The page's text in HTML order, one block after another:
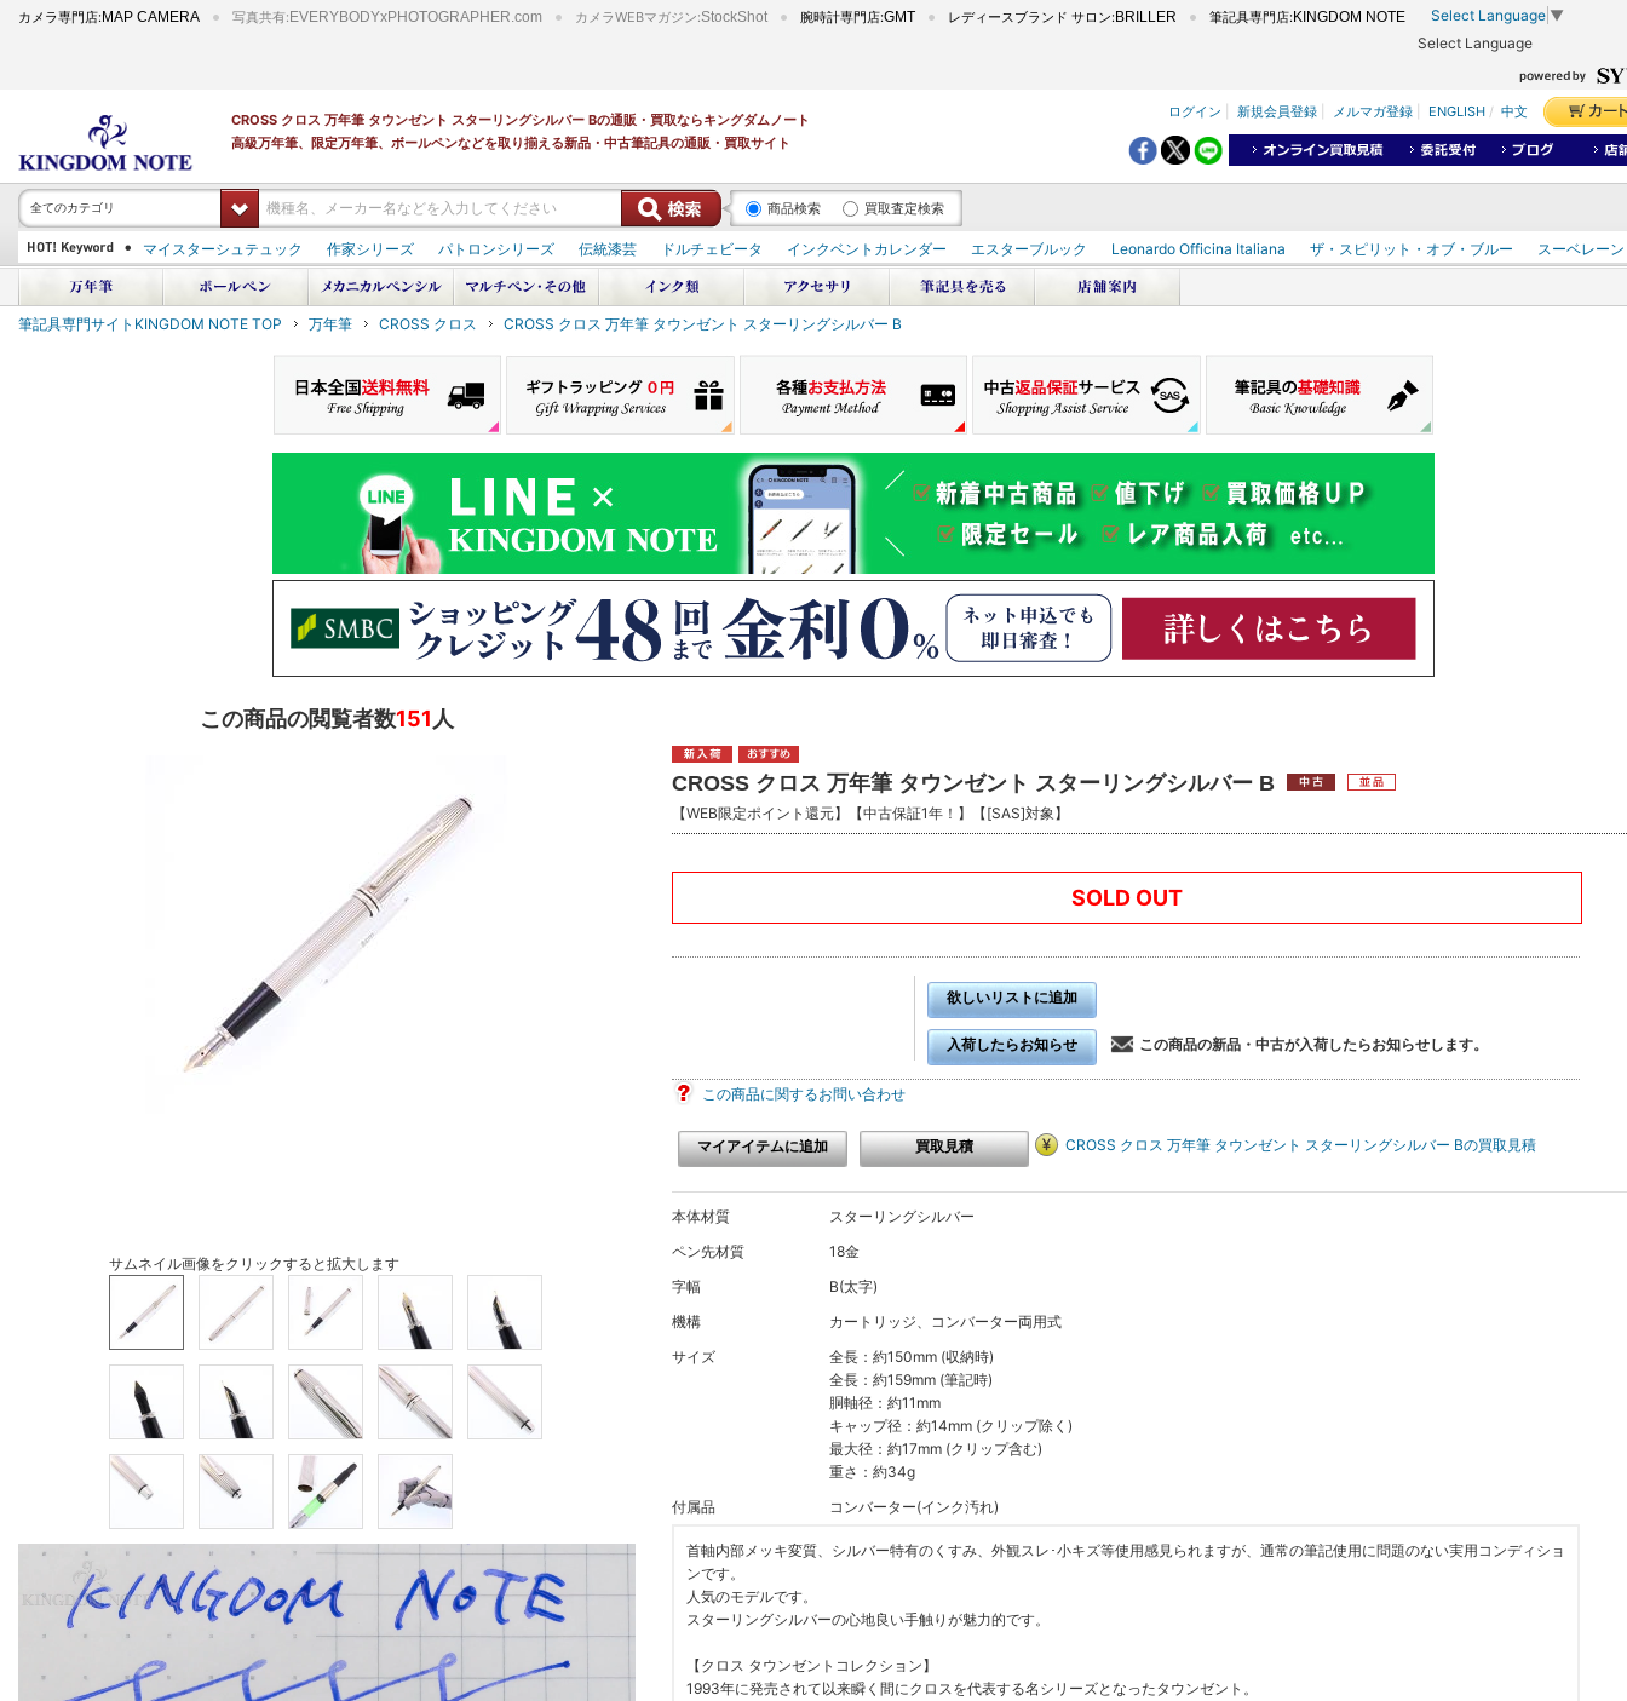
カメラ専門店:MAP CAMERA 写真共有: EVERYBODYxPHOTOGRAPHER.com カメラWEBマガジン:StockShot 腕時計専門店:GMT レディースブランド サロン:BRILLER 筆記具専門店:KINGDOM NOTE Select Language ▼
Select Language
CROSS クロス 万年筆 タウンゼント スターリングシルバー Bの通販・買取ならキングダムノート
高級万年筆、限定万年筆、ボールペンなどを取り揃える新品・中古筆記具の通販・買取サイト
ログイン 新規会員登録 メルマガ登録 ENGLISH / 中文
全てのカテゴリ 商品検索 買取査定検索
マイスターシュテュック 作家シリーズ パトロンシリーズ 伝統漆芸 ドルチェビータ インクベントカレンダー エスターブルック Leonardo Officina Italiana ザ・スピリット・オブ・ブルー
スーベレーン
PILOT 蒔絵
ダイアミン ボトルインク
筆記具専門サイトKINGDOM NOTE TOP 万年筆 CROSS クロス CROSS クロス 万年筆 タウンゼント スターリングシルバー B
CROSS クロス 万年筆 タウンゼント スターリングシルバー B
【WEB限定ポイント還元】【中古保証1年！】【[SAS]対象】
この商品の閲覧者数151 人
SOLD OUT
欲しいリストに追加
入荷したらお知らせ この商品の新品・中古が入荷したらお知らせします。
この商品に関するお問い合わせ
マイアイテムに追加 買取見積 CROSS クロス 万年筆 タウンゼント スターリングシルバー Bの買取見積
本体材質
スターリングシルバー
ペン先材質
18金
字幅
B(太字)
機構
カートリッジ、コンバーター両用式
サイズ
全長：約150mm (収納時)
全長：約159mm (筆記時)
胴軸径：約11mm
キャップ径：約14mm (クリップ除く)
最大径：約17mm (クリップ含む)
重さ：約34g
付属品
コンバーター(インク汚れ)
首軸内部メッキ変質、シルバー特有のくすみ、外観スレ･小キズ等使用感見られますが、通常の筆記使用に問題のない実用コンディショ
ンです。
人気のモデルです。
スターリングシルバーの心地良い手触りが魅力的です。
【クロス タウンゼントコレクション】
1993年に発売されて以来瞬く間にクロスを代表する名シリーズとなったタウンゼント。
サムネイル画像をクリックすると拡大します